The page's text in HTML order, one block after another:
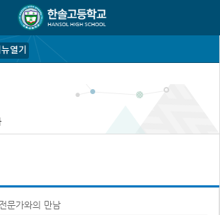
열기
문가와의 만남